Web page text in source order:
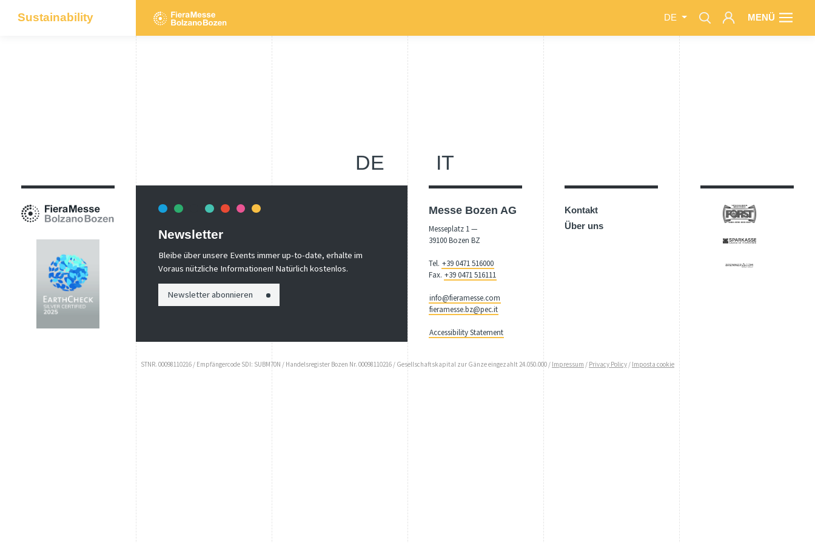
Sustainability DE MENÜ
DE IT
Newsletter
Bleibe über unsere Events immer up-to-date, erhalte im
Voraus nützliche Informationen! Natürlich kostenlos.
Newsletter abonnieren
Messe Bozen AG
Messeplatz 1 —
39100 Bozen BZ
Tel. +39 0471 516000
Fax. +39 0471 516111
info@fieramesse.com
fieramesse.bz@pec.it
Accessibility Statement
Kontakt
Über uns
STNR. 00098110216 / Empfängercode SDI: SUBM70N / Handelsregister Bozen Nr. 00098110216 / Gesellschaftskapital zur Gänze eingezahlt 24.050.000 / Impressum / Privacy Policy / Imposta cookie